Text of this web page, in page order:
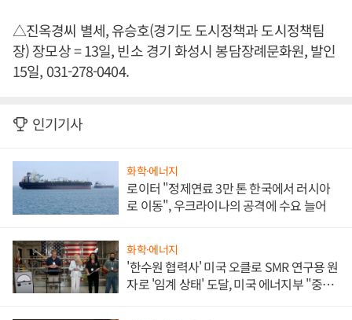
△진옥경씨 별세, 유승호(경기도 도시정책과 도시정책팀
장) 장모상 = 13일, 빈소 경기 화성시 봉담장례문화원, 발인
15일, 031-278-0404.
인기기사
화학·에너지
로이터 "정제연료 3만 톤 한국에서 러시아
로 이동", 우크라이나의 공격에 수요 늘어
화학·에너지
'한수원 협력사' 미국 오클로 SMR 연구용 원
자로 '임계 상태' 도달, 미국 에너지부 "중요